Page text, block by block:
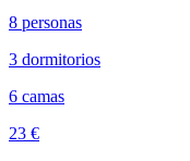
8 personas
3 dormitorios
6 camas
23 €